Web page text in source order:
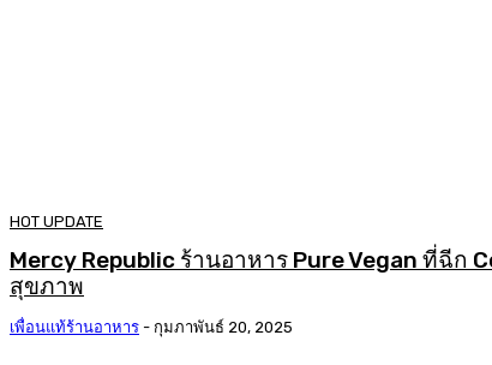
HOT UPDATE
Mercy Republic ร้านอาหาร Pure Vegan ที่ฉีก
สุขภาพ
เพื่อนแท้ร้านอาหาร - กุมภาพันธ์ 20, 2025